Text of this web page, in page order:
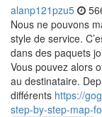
alanp121pzu5
Nous ne pouvons
style de service.
dans des paquets
Vous pouvez alors
au destinataire.
différents https://
step-by-step-map-